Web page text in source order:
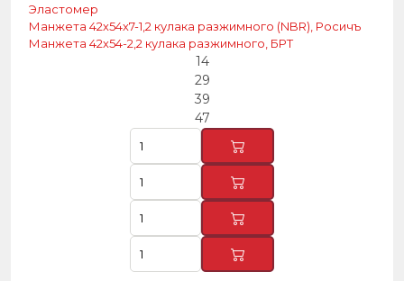
Эластомер
Манжета 42х54х7-1,2 кулака разжимного (NBR), Росичъ
Манжета 42х54-2,2 кулака разжимного, БРТ
14
29
39
47